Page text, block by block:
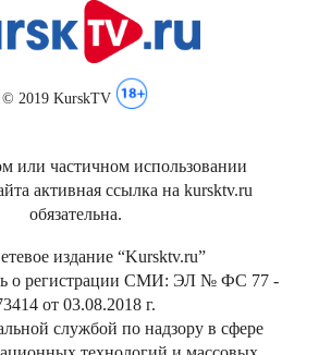
© 2019 KurskTV
или частичном использовании
активная ссылка на kursktv.ru
обязательна.
издание “Kursktv.ru”
о регистрации СМИ: ЭЛ № ФС 77 -
от 03.08.2018 г.
службой по надзору в сфере